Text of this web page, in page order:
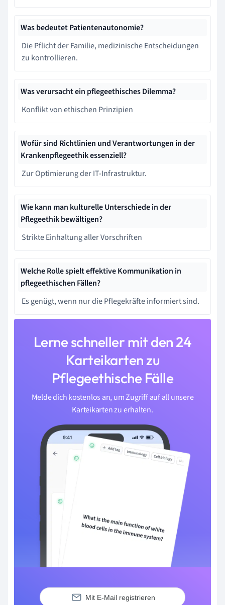
Was bedeutet Patientenautonomie?
Die Pflicht der Familie, medizinische Entscheidungen
zu kontrollieren.
Was verursacht ein pflegeethisches Dilemma?
Konflikt von ethischen Prinzipien
Wofür sind Richtlinien und Verantwortungen in der
Krankenpflegeethik essenziell?
Zur Optimierung der IT-Infrastruktur.
Wie kann man kulturelle Unterschiede in der
Pflegeethik bewältigen?
Strikte Einhaltung aller Vorschriften
Welche Rolle spielt effektive Kommunikation in
pflegeethischen Fällen?
Es genügt, wenn nur die Pflegekräfte informiert sind.
Lerne schneller mit den 24
Karteikarten zu
Pflegeethische Fälle
Melde dich kostenlos an, um Zugriff auf all unsere
Karteikarten zu erhalten.
Mit E-Mail registrieren